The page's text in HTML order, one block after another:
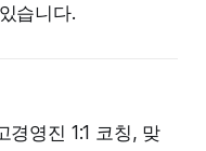
습니다.
경영진 1:1 코칭, 맞